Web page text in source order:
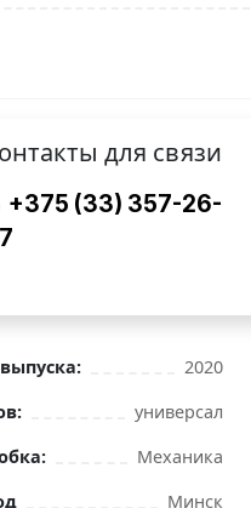
для связи
+375 (33) 357-26-
2020
универсал
Механика
Минск